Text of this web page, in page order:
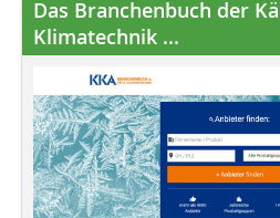
Das Branchenbuch der
Klimatechnik ...